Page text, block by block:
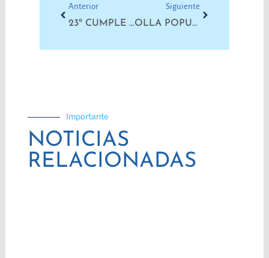
Anterior
23º CUMPLE CARNAVAL DE LUDUEÑA: POCHO VIVE EN LA CARA DE QUIENES LUCHAN
Siguiente
OLLA POPULAR Y 100KG DE PAN CONTRA EL HAMBRE
Importante
NOTICIAS
RELACIONADAS